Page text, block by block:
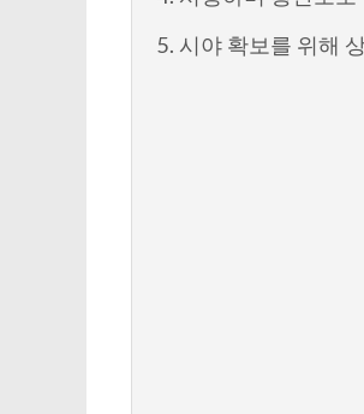
5. 시야 확보를 위해